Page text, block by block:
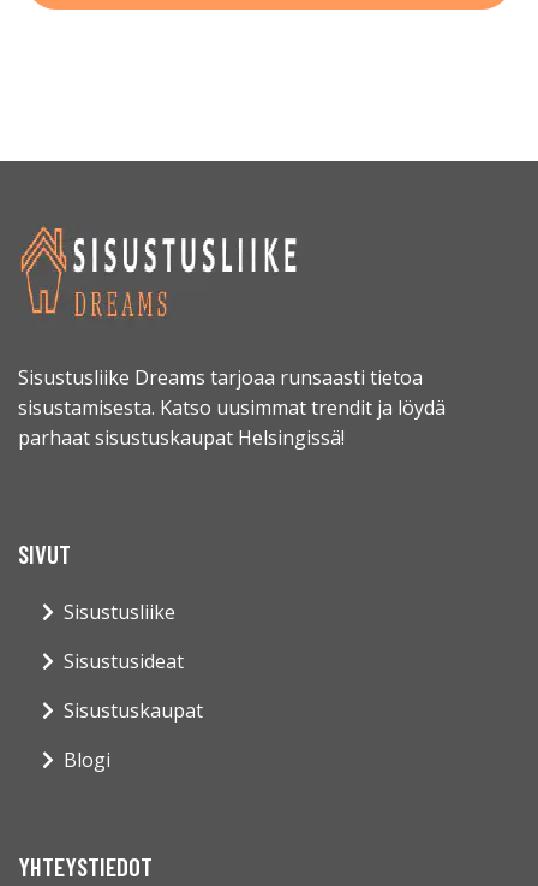
Sisustusliike Dreams tarjoaa runsaasti tietoa
sisustamisesta. Katso uusimmat trendit ja löydä
parhaat sisustuskaupat Helsingissä!
SIVUT
Sisustusliike
Sisustusideat
Sisustuskaupat
Blogi
YHTEYSTIEDOT